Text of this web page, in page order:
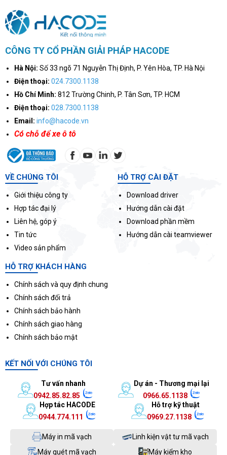
CÔNG TY CỔ PHẦN GIẢI PHÁP HACODE
Hà Nội: Số 33 ngõ 71 Nguyễn Thị Định, P. Yên Hòa, TP. Hà Nội
Điện thoại: 024.7300.1138
Hồ Chí Minh: 812 Trường Chinh, P. Tân Sơn, TP. HCM
Điện thoại: 028.7300.1138
Email: info@hacode.vn
Có chỗ để xe ô tô
VỀ CHÚNG TÔI
Giới thiệu công ty
Hợp tác đại lý
Liên hệ, góp ý
Tin tức
Video sản phẩm
HỖ TRỢ CÀI ĐẶT
Download driver
Hướng dẫn cài đặt
Download phần mềm
Hướng dẫn cài teamviewer
HỖ TRỢ KHÁCH HÀNG
Chính sách và quy định chung
Chính sách đổi trả
Chính sách bảo hành
Chính sách giao hàng
Chính sách bảo mật
KẾT NỐI VỚI CHÚNG TÔI
Tư vấn nhanh
0942.85.82.85
Dự án - Thương mại lại
0966.65.1138
Hợp tác HACODE
0944.774.111
Hỗ trợ kỹ thuật
0969.27.1138
Máy in mã vạch
Linh kiện vật tư mã vạch
Máy quét mã vạch
Máy kiểm kho